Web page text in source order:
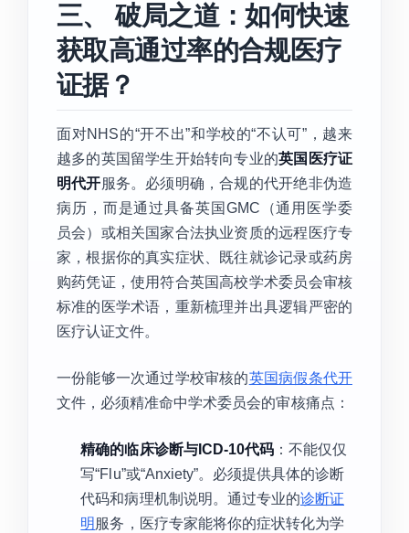
三、 破局之道：如何快速
获取高通过率的合规医疗
证据？
面对NHS的“开不出”和学校的“不认可”，越来
越多的英国留学生开始转向专业的英国医疗证
明代开服务。必须明确，合规的代开绝非伪造
病历，而是通过具备英国GMC（通用医学委
员会）或相关国家合法执业资质的远程医疗专
家，根据你的真实症状、既往就诊记录或药房
购药凭证，使用符合英国高校学术委员会审核
标准的医学术语，重新梳理并出具逻辑严密的
医疗认证文件。
一份能够一次通过学校审核的英国病假条代开
文件，必须精准命中学术委员会的审核痛点：
精确的临床诊断与ICD-10代码：不能仅仅
写“Flu”或“Anxiety”。必须提供具体的诊断
代码和病理机制说明。通过专业的诊断证
明 服务，医疗专家能将你的症状转化为学